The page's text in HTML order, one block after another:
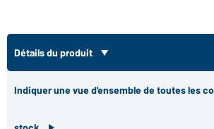
Détails du produit
Indiquer une vue d'ensemble de toutes les